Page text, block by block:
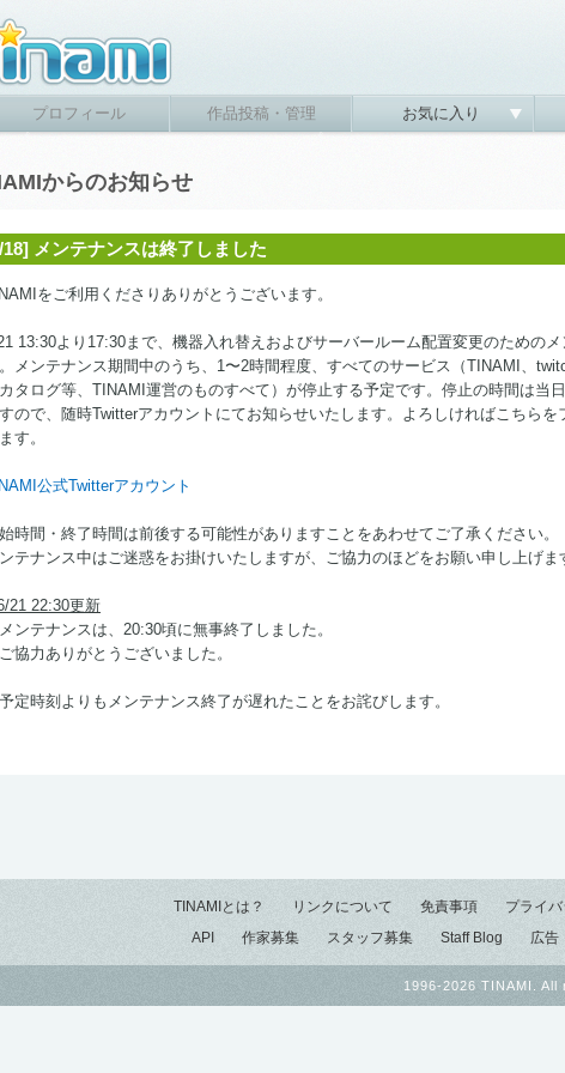
プロフィール 作品投稿・管理 お気に入り
からのお知らせ
メンテナンスは終了しました
をご利用くださりありがとうございます。
13:30より17:30まで、機器入れ替えおよびサーバールーム配置変更のためのメ
メンテナンス期間中のうち、1〜2時間程度、すべてのサービス（TINAMI、
タログ等、TINAMI運営のものすべて）が停止する予定です。停止の時間は当
ので、随時Twitterアカウントにてお知らせいたします。よろしければこちらを
す。
公式Twitterアカウント
時間・終了時間は前後する可能性がありますことをあわせてご了承ください。
テナンス中はご迷惑をお掛けいたしますが、ご協力のほどをお願い申し上げま
21 22:30更新
ンテナンスは、20:30頃に無事終了しました。
協力ありがとうございました。
定時刻よりもメンテナンス終了が遅れたことをお詫びします。
TINAMIとは？ リンクについて 免責事項 プライ
API
作家募集 スタッフ募集 Staff Blog 広告
1996-2026 TINAMI. All